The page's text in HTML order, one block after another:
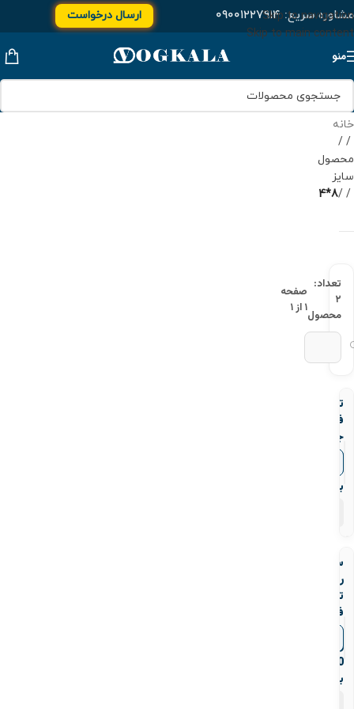
Skip to navigation
Skip to main content
مشاوره سریع:۰۹۰۰۱۲۲۷۹۱۴ ارسال درخواست
منو
خانه
/
محصول
سایز
/
8*4
تعداد:
۲
محصول
صفحه
۱ از ۱
تبدیل
فولادی
جوشی
رده
40
بنکن
سه
راه
تبدیلی
فولادی
جوشی
رده
40
بنکن